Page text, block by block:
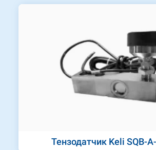
Тензодатчик Keli SQB-